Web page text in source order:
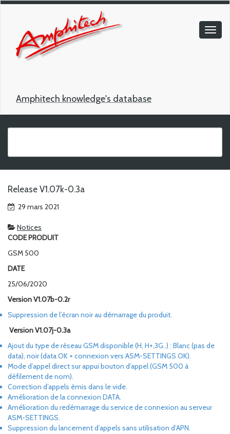
Amphitech knowledge's database
Release V1.07k-0.3a
29 mars 2021
Notices
CODE PRODUIT
GSM 500
DATE
25/06/2020
Version V1.07b-0.2r
Suppression de l’écran noir au démarrage du produit.
Version V1.07j-0.3a
Ajout du type de réseau GSM disponible (H, H+,3G..) : Blanc (pas de
data), noir (data OK + connexion vers ASM-SETTINGS OK).
Mode d’appel direct sur appui bouton d’appel (GSM 500 à
défilement de nom).
Correction d’appels émis dans le vide.
Amélioration de la connexion DATA.
Amélioration du redémarrage du service de connexion au serveur
ASM-SETTINGS.
Suppression du lancement d’appels sans utilisation d’APN.